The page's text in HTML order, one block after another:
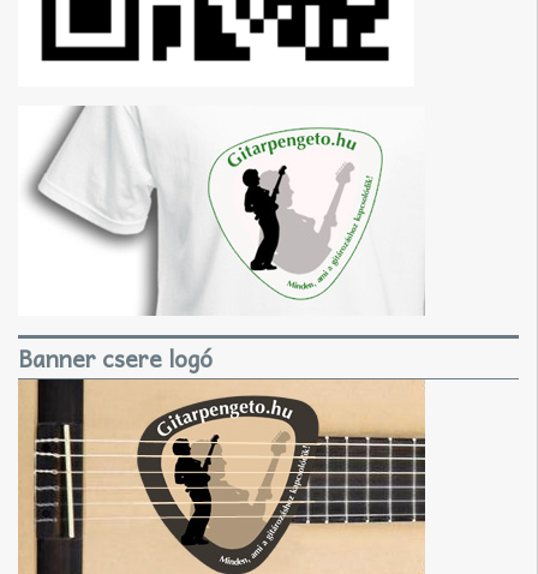
Banner csere logó